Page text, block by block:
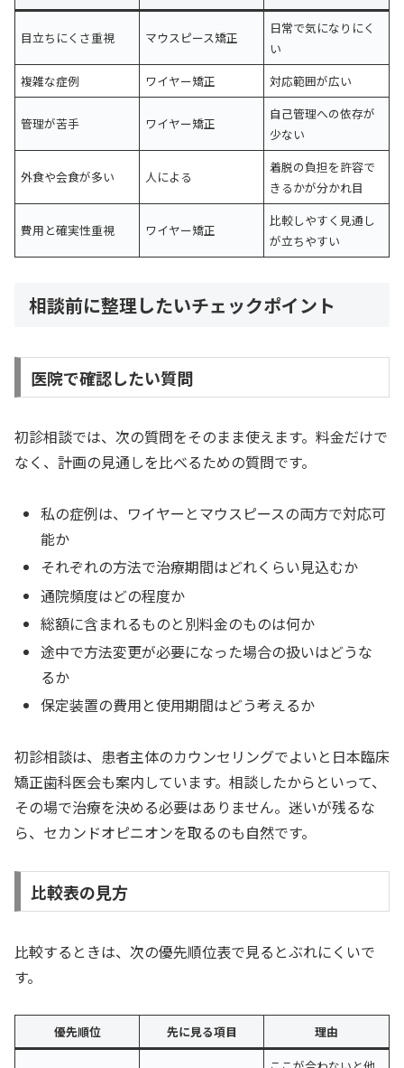
目立ちにくさ重視 マウスピース矯正
日常で気になりにく
い
複雑な症例
ワイヤー矯正 対応範囲が広い
管理が苦手 ワイヤー矯正
自己管理への依存が
少ない
外食や会食が多い 人による
着脱の負担を許容で
きるかが分かれ目
費用と確実性重視 ワイヤー矯正
比較しやすく見通し
が立ちやすい
相談前に整理したいチェックポイント
医院で確認したい質問
初診相談では、次の質問をそのまま使えます。料金だけで
なく、計画の見通しを比べるための質問です。
私の症例は、ワイヤーとマウスピースの両方で対応可
能か
それぞれの方法で治療期間はどれくらい見込むか
通院頻度はどの程度か
総額に含まれるものと別料金のものは何か
途中で方法変更が必要になった場合の扱いはどうな
るか
保定装置の費用と使用期間はどう考えるか
初診相談は、患者主体のカウンセリングでよいと日本臨床
矯正歯科医会も案内しています。相談したからといって、
その場で治療を決める必要はありません。迷いが残るな
ら、セカンドオピニオンを取るのも自然です。
比較表の見方
比較するときは、次の優先順位表で見るとぶれにくいで
す。
優先順位 先に見る項目 理由